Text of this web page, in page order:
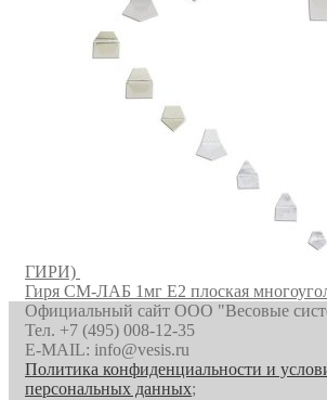
ГИРИ)
Гиря СМ-ЛАБ 1мг E2 плоская
Официальный сайт ООО "Весовые
Тел. +7 (495) 008-12-35
E-MAIL: info@vesis.ru
Политика конфиденциальности и
персональных данных;